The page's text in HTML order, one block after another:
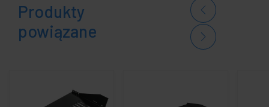
Produkty
powiązane